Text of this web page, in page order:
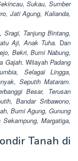
Sukau, Sumber
Jati Agung, Kalianda,
Sragi, Tanjung Bintang,
Aji, Anak Tuha. Dan
Bekri, Bumi Nabung,
Gajah. WilayahPadang
Selagai Lingga,
Seputih Mataram.
Besar, Terusan
Bandar Sribawono,
Bumi Agung, Gunung
Margatiga,
Tanah di